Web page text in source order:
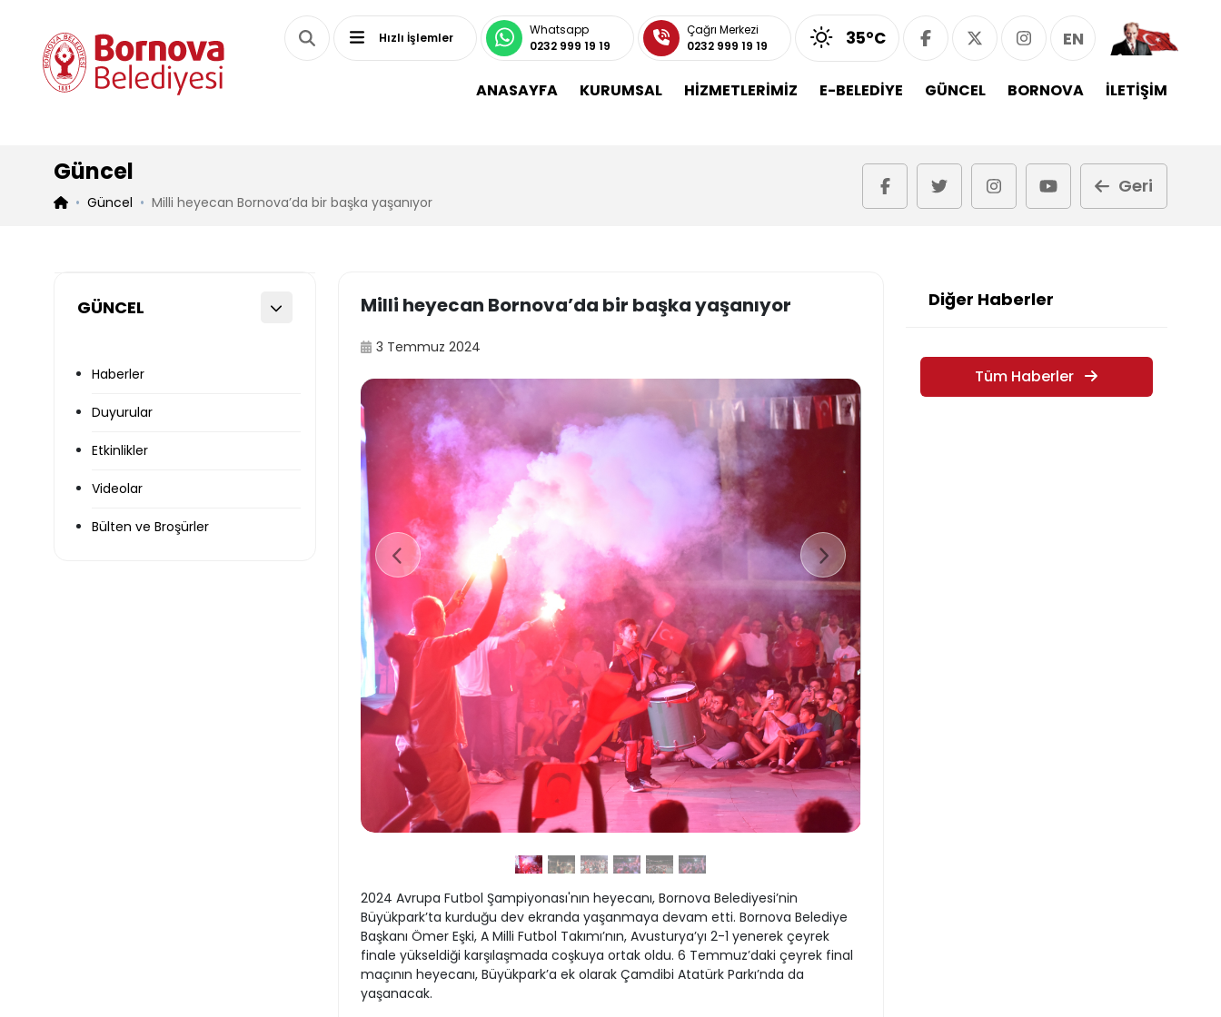
Hızlı İşlemler
Whatsapp
0232 999 19 19
Çağrı Merkezi
0232 999 19 19
35°C EN
ANASAYFA KURUMSAL HİZMETLERİMİZ E-BELEDİYE GÜNCEL BORNOVA İLETİŞİM
Güncel
Güncel Milli heyecan Bornova’da bir başka yaşanıyor
Geri
GÜNCEL
Haberler
Duyurular
Etkinlikler
Videolar
Bülten ve Broşürler
Milli heyecan Bornova’da bir başka yaşanıyor
3 Temmuz 2024
2024 Avrupa Futbol Şampiyonası'nın heyecanı, Bornova Belediyesi’nin
Büyükpark’ta kurduğu dev ekranda yaşanmaya devam etti. Bornova Belediye
Başkanı Ömer Eşki, A Milli Futbol Takımı’nın, Avusturya’yı 2-1 yenerek çeyrek
finale yükseldiği karşılaşmada coşkuya ortak oldu. 6 Temmuz’daki çeyrek final
maçının heyecanı, Büyükpark’a ek olarak Çamdibi Atatürk Parkı’nda da
yaşanacak.
Diğer Haberler
Tüm Haberler